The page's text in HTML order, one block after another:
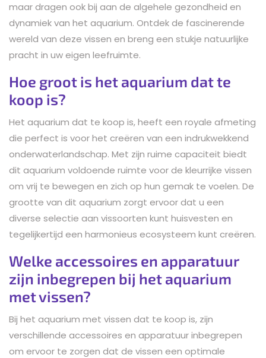
maar dragen ook bij aan de algehele gezondheid en
dynamiek van het aquarium. Ontdek de fascinerende
wereld van deze vissen en breng een stukje natuurlijke
pracht in uw eigen leefruimte.
Hoe groot is het aquarium dat te
koop is?
Het aquarium dat te koop is, heeft een royale afmeting
die perfect is voor het creëren van een indrukwekkend
onderwaterlandschap. Met zijn ruime capaciteit biedt
dit aquarium voldoende ruimte voor de kleurrijke vissen
om vrij te bewegen en zich op hun gemak te voelen. De
grootte van dit aquarium zorgt ervoor dat u een
diverse selectie aan vissoorten kunt huisvesten en
tegelijkertijd een harmonieus ecosysteem kunt creëren.
Welke accessoires en apparatuur
zijn inbegrepen bij het aquarium
met vissen?
Bij het aquarium met vissen dat te koop is, zijn
verschillende accessoires en apparatuur inbegrepen
om ervoor te zorgen dat de vissen een optimale